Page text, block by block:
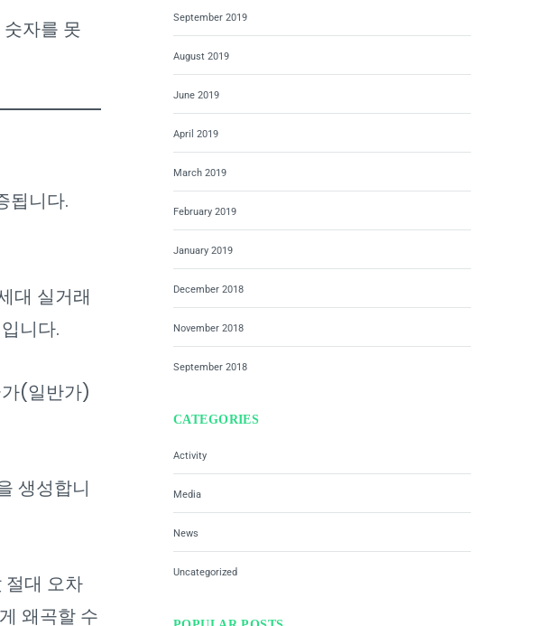
자를 못
됩니다.
대 실거래
니다.
(일반가)
생성합니
절대 오차
왜곡할 수
September 2019
August 2019
June 2019
April 2019
March 2019
February 2019
January 2019
December 2018
November 2018
September 2018
CATEGORIES
Activity
Media
News
Uncategorized